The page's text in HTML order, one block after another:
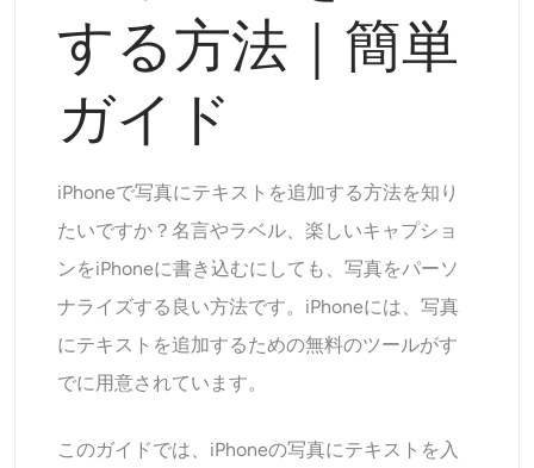
AIハグジェネレーター
AIダンスジェネレーター
サポートされている AI モデル
Seedance 2.0 Kling 2.6 Motion Control Veo 3.1
Kling 2.6 Pro Kling 2.1 Master
Wan 2.5
サポートされている AI モデル
Seedream 5.0 Pro Nano Banana Pro Seedream 4.5
フォトエンハンサー
オブジェクトリムーバー
背景リムーバー
AIの背景
する方法｜簡単
ガイド
iPhoneで写真にテキストを追加する方法を知り
たいですか？名言やラベル、楽しいキャプショ
ンをiPhoneに書き込むにしても、写真をパーソ
ナライズする良い方法です。iPhoneには、写真
にテキストを追加するための無料のツールがす
でに用意されています。
このガイドでは、iPhoneの写真にテキストを入